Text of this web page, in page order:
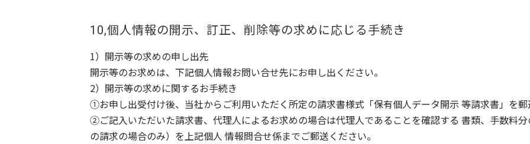
10,個人情報の開示、訂正、削除等の求めに応じる手続き
1）開示等の求めの申し出先
開示等のお求めは、下記個人情報お問い合せ先にお申し出ください。
2）開示等の求めに関するお手続き
①お申し出受付け後、当社からご利用いただく所定の請求書様式「保有個人データ開示 等請求書」を郵
②ご記入いただいた請求書、代理人によるお求めの場合は代理人であることを確認する 書類、手数料
の請求の場合のみ）を上記個人 情報問合せ係までご郵送ください。